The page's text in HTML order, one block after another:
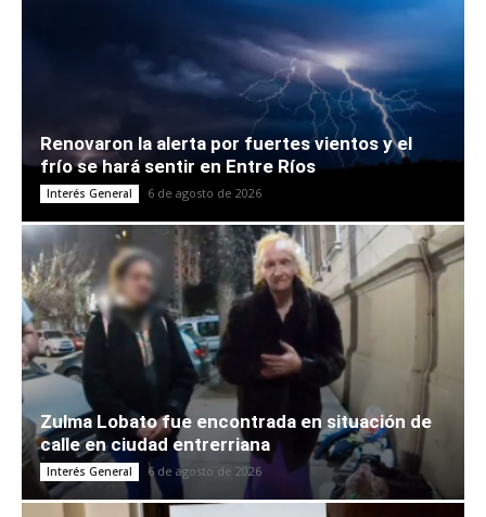
Renovaron la alerta por fuertes vientos y el
frío se hará sentir en Entre Ríos
Interés General 6 de agosto de 2026
Zulma Lobato fue encontrada en situación de
calle en ciudad entrerriana
Interés General 6 de agosto de 2026